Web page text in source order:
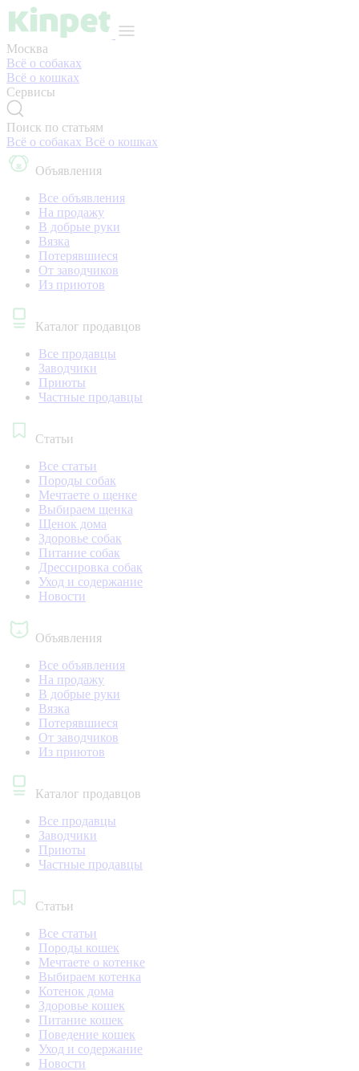
Москва
Всё о собаках
Всё о кошках
Сервисы
Поиск по статьям
Всё о собаках Всё о кошках
Объявления
Все объявления
На продажу
В добрые руки
Вязка
Потерявшиеся
От заводчиков
Из приютов
Каталог продавцов
Все продавцы
Заводчики
Приюты
Частные продавцы
Статьи
Все статьи
Породы собак
Мечтаете о щенке
Выбираем щенка
Щенок дома
Здоровье собак
Питание собак
Дрессировка собак
Уход и содержание
Новости
Объявления
Все объявления
На продажу
В добрые руки
Вязка
Потерявшиеся
От заводчиков
Из приютов
Каталог продавцов
Все продавцы
Заводчики
Приюты
Частные продавцы
Статьи
Все статьи
Породы кошек
Мечтаете о котенке
Выбираем котенка
Котенок дома
Здоровье кошек
Питание кошек
Поведение кошек
Уход и содержание
Новости